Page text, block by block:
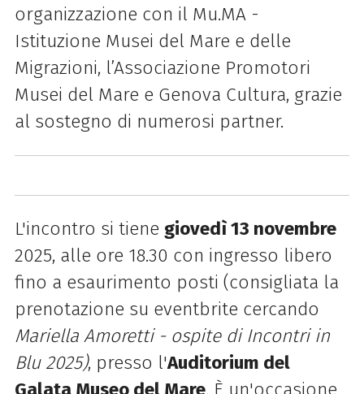
organizzazione con il Mu.MA -
Istituzione Musei del Mare e delle
Migrazioni, l’Associazione Promotori
Musei del Mare e Genova Cultura, grazie
al sostegno di numerosi partner.
L'incontro si tiene giovedì 13 novembre
2025, alle ore 18.30 con ingresso libero
fino a esaurimento posti (consigliata la
prenotazione su eventbrite cercando
Mariella Amoretti - ospite di Incontri in
Blu 2025), presso l'Auditorium del